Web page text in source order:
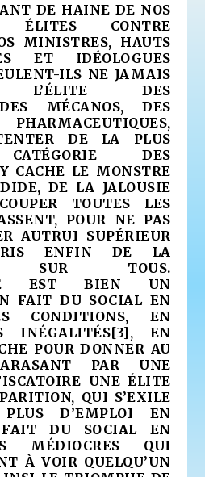
DE HAINE DE NOS
ÉLITES CONTRE
MINISTRES, HAUTS
ET IDÉOLOGUES
ILS NE JAMAIS
L’ÉLITE DES
MÉCANOS, DES
DE LA PLUS
DES
CACHE LE MONSTRE
DE LA JALOUSIE
TOUTES LES
POUR NE PAS
AUTRUI SUPÉRIEUR
ENFIN DE LA
SUR TOUS.
EST BIEN UN
FAIT DU SOCIAL EN
CONDITIONS, EN
INÉGALITÉS[3], EN
POUR DONNER AU
PAR UNE
UNE ÉLITE
QUI S’EXILE
D’EMPLOI EN
DU SOCIAL EN
MÉDIOCRES QUI
À VOIR QUELQU’UN